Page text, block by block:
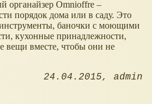
органайзер Omnioffre –
порядок дома или в саду. Это
инструменты, баночки с моющими
кухонные принадлежности,
вещи вместе, чтобы они не
24.04.2015 admin